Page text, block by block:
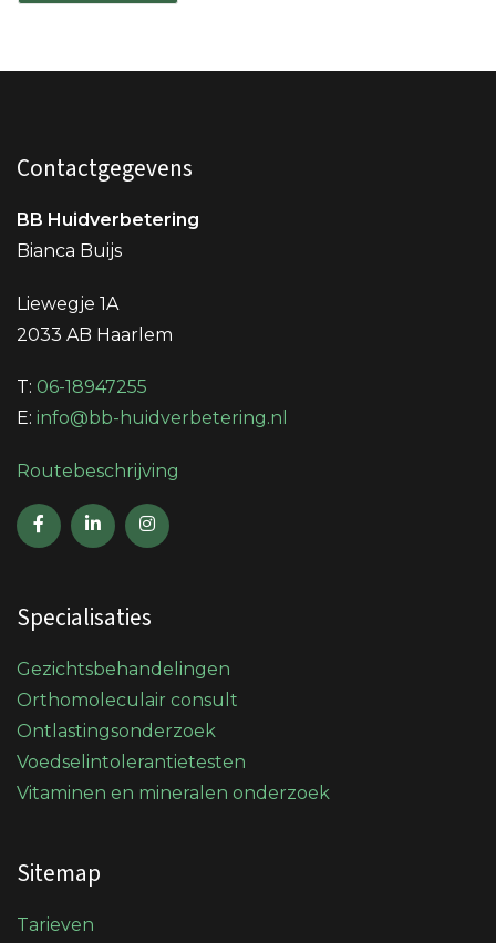
Contactgegevens
BB Huidverbetering
Bianca Buijs
Liewegje 1A
2033 AB Haarlem
T: 06-18947255
E: info@bb-huidverbetering.nl
Routebeschrijving
Specialisaties
Gezichtsbehandelingen
Orthomoleculair consult
Ontlastingsonderzoek
Voedselintolerantietesten
Vitaminen en mineralen onderzoek
Sitemap
Tarieven